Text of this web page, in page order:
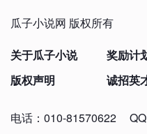
瓜子小说网 版权所有
关于瓜子小说
奖励计
版权声明
诚招英
电话：010-81570622